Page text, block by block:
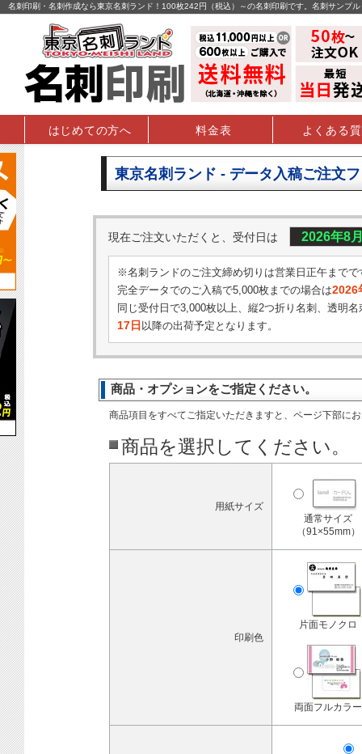
名刺印刷・名刺作成なら東京名刺ランド！100枚242円（税込）～の名刺印刷です。名刺サンプ
はじめての方へ 料金表 よくある
東京名刺ランド - データ入稿ご注文
現在ご注文いただくと、受付日は 2026年8
※名刺ランドのご注文締め切りは営業日正午までで
完全データでのご入稿で5,000枚までの場合は2026
同じ受付日で3,000枚以上、縦2つ折り名刺、透明名
17日 以降の出荷予定となります。
商品・オプションをご指定ください。
商品項目をすべてご指定いただきますと、ページ下部に
商品を選択してください。
用紙サイズ
通常サイズ
（91×55mm）
印刷色
片面モノクロ
両面フルカラー